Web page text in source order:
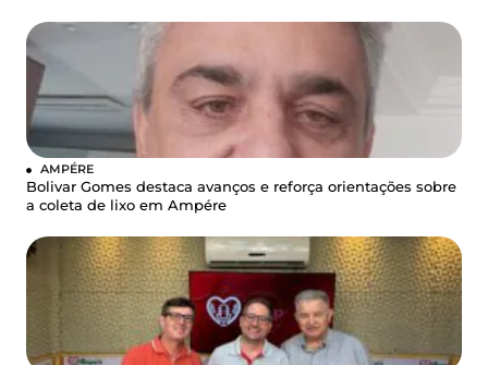
AMPÉRE
Bolivar Gomes destaca avanços e reforça orientações sobre
a coleta de lixo em Ampére